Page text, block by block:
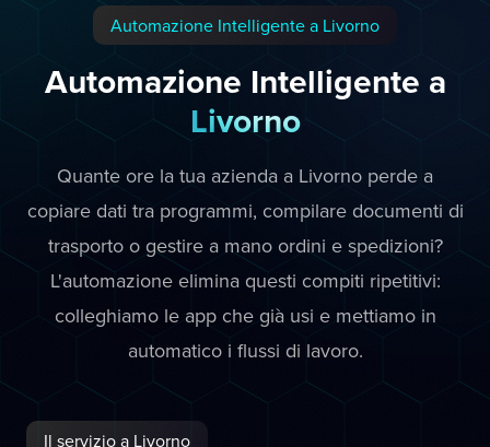
Automazione Intelligente a Livorno
Automazione Intelligente a
Livorno
Quante ore la tua azienda a Livorno perde a
copiare dati tra programmi, compilare documenti di
trasporto o gestire a mano ordini e spedizioni?
L'automazione elimina questi compiti ripetitivi:
colleghiamo le app che già usi e mettiamo in
automatico i flussi di lavoro.
Il servizio a Livorno